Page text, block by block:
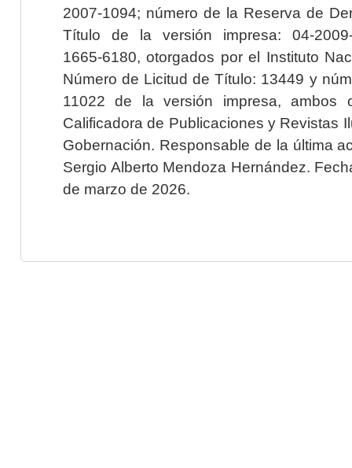
2007-1094; número de la Reserva de
Título de la versión impresa: 04-2009-
1665-6180, otorgados por el Instituto
Número de Licitud de Título: 13449 y
11022 de la versión impresa, ambos
Calificadora de Publicaciones y Revistas
Gobernación. Responsable de la última
Sergio Alberto Mendoza Hernández.
de marzo de 2026.